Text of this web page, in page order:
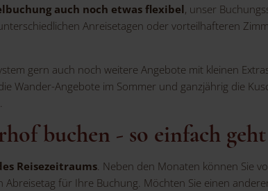
auch noch etwas flexibel, unser
Anreisetagen oder vorteilhafteren
gern auch noch weitere Angebote mit kleinen
Wander-Angebote im Sommer und ganzjährig die
buchen - so einfach geht
Reisezeitraums . Neben den Monaten können Sie
für Ihre Buchung. Möchten Sie einen